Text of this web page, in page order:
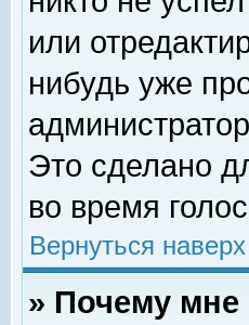
или
нибудь уже
Это сделано
во время
Вернуться наверх
» Почему